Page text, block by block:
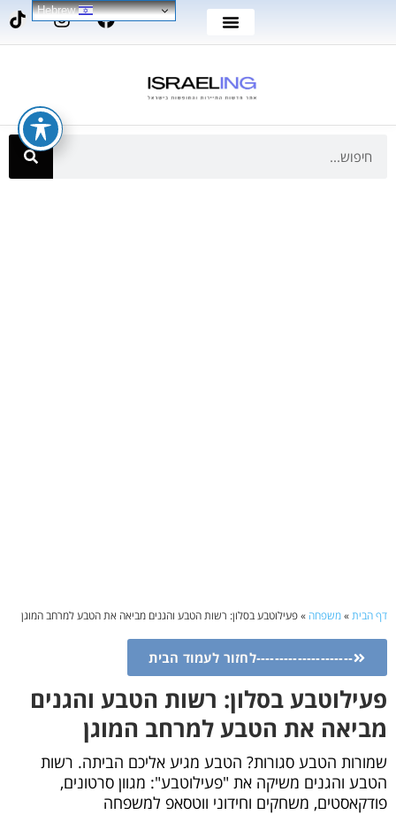
דף הבית»משפחה »פעילוטבע בסלון: רשות הטבע והגנים מביאה את הטבע למרחב המוגן
---------------------לחזור לעמוד הבית
פעילוטבע בסלון: רשות הטבע והגנים
מביאה את הטבע למרחב המוגן
שמורות הטבע סגורות? הטבע מגיע אליכם הביתה. רשות
הטבע והגנים משיקה את "פעילוטבע": מגוון סרטונים,
פודקאסטים, משחקים וחידוני ווטסאפ למשפחה
Hebrew